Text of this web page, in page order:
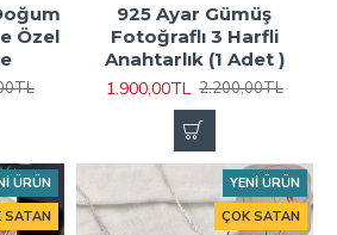
Özel
925 Ayar Gümüş
Fotoğraflı 3 Harfli
Anahtarlık (1 Adet )
1.900,00TL 2.200,00TL
ÜRÜN
SATAN
YENI ÜRÜN
ÇOK SATAN